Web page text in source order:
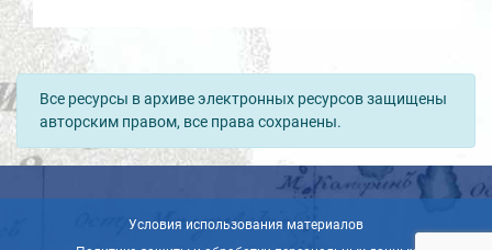
Все ресурсы в архиве электронных ресурсов защищены
авторским правом, все права сохранены.
Условия использования материалов